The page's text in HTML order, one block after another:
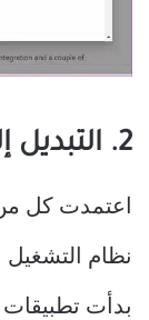
2. التبديل إلى الوضع المظلم
نظام التشغيل
بدأت